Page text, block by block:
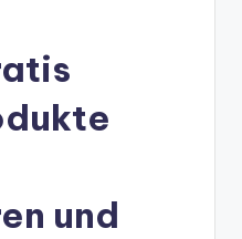
und